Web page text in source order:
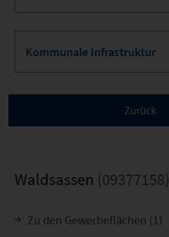
Kommunale Infrastruktur
Waldsassen (09377158)
Zu den Gewerbeflächen (1)